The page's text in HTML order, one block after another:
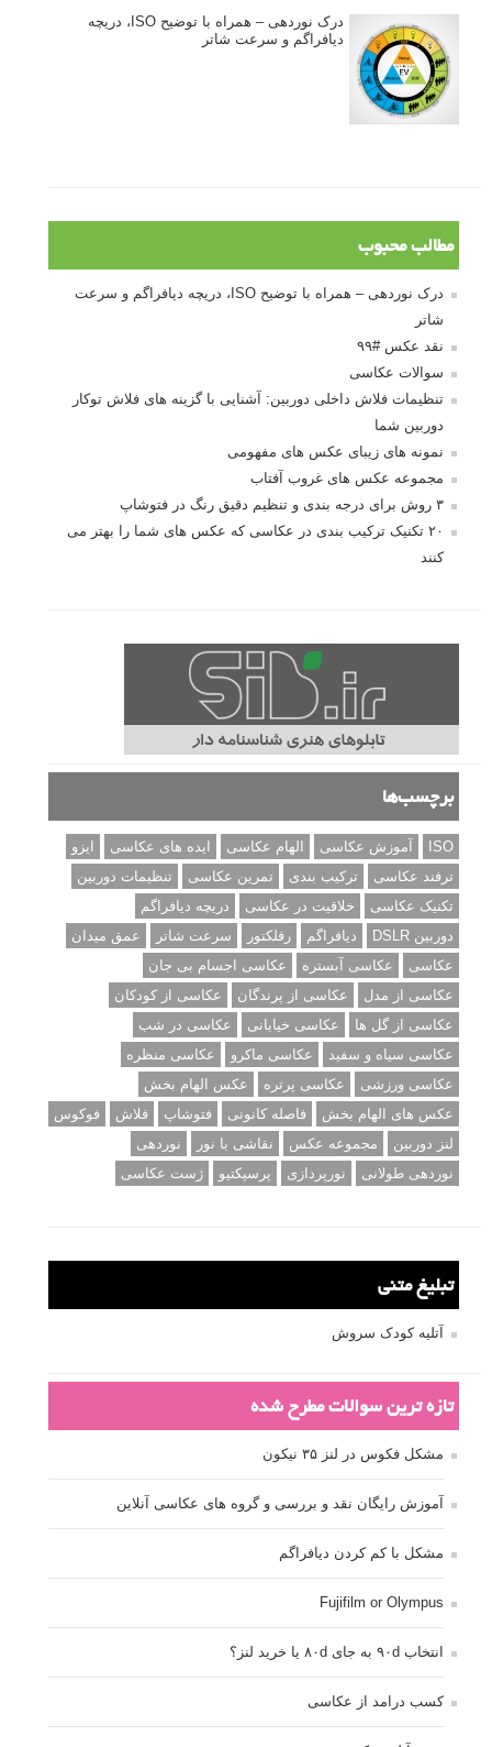
درک نوردهی – همراه با توضیح ISO، دریچه
دیافراگم و سرعت شاتر
مطالب محبوب
درک نوردهی – همراه با توضیح ISO، دریچه دیافراگم و سرعت
شاتر
نقد عکس #۹۹
سوالات عکاسی
تنظیمات فلاش داخلی دوربین: آشنایی با گزینه های فلاش توکار
دوربین شما
نمونه های زیبای عکس های مفهومی
مجموعه عکس های غروب آفتاب
۳ روش برای درجه بندی و تنظیم دقیق رنگ در فتوشاپ
۲۰ تکنیک ترکیب بندی در عکاسی که عکس های شما را بهتر می
کنند
برچسب‌ها
ISO آموزش عکاسی الهام عکاسی ایده های عکاسی
ایزو
ترفند عکاسی
ترکیب بندی تمرین عکاسی
تنظیمات دوربین
تکنیک عکاسی
خلاقیت در عکاسی
دریچه دیافراگم
دوربین DSLR
دیافراگم رفلکتور سرعت شاتر
عمق میدان
عکاسی
عکاسی آبستره
عکاسی اجسام بی جان
عکاسی از مدل
عکاسی از پرندگان
عکاسی از کودکان
عکاسی از گل ها
عکاسی خیابانی
عکاسی در شب
عکاسی سیاه و سفید
عکاسی ماکرو
عکاسی منظره
عکاسی ورزشی
عکاسی پرتره
عکس الهام بخش
عکس های الهام بخش
فاصله کانونی فتوشاپ فلاش
فوکوس
لنز دوربین
مجموعه عکس نقاشی با نور
نوردهی
نوردهی طولانی
نورپردازی پرسپکتیو ژست عکاسی
تبلیغ متنی
آتلیه کودک سروش
تازه ترین سوالات مطرح شده
مشکل فکوس در لنز ۳۵ نیکون
آموزش رایگان نقد و بررسی و گروه های عکاسی آنلاین
مشکل با کم کردن دیافراگم
Fujifilm or Olympus
انتخاب ۹۰d به جای ۸۰d یا خرید لنز؟
کسب درامد از عکاسی